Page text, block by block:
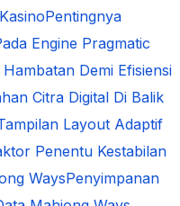
Pentingnya
Engine Pragmatic
Demi Efisiensi
Citra Digital Di Balik
Layout Adaptif
Penentu Kestabilan
WaysPenyimpanan